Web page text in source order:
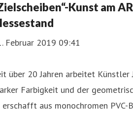
Kunst am
Februar 2019 09:41
über 20 Jahren arbeitet Künstler
Farbigkeit und der
erschafft aus monochromen PVC-